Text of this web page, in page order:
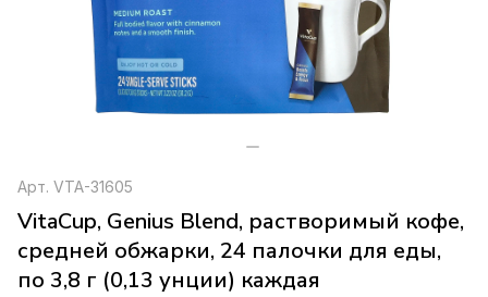
Арт. VTA-31605
VitaCup, Genius Blend, растворимый кофе,
средней обжарки, 24 палочки для еды,
по 3,8 г (0,13 унции) каждая